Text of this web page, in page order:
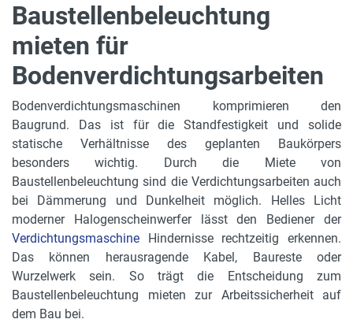
Baustellenbeleuchtung
mieten für
Bodenverdichtungsarbeiten
Bodenverdichtungsmaschinen komprimieren den
Baugrund. Das ist für die Standfestigkeit und solide
statische Verhältnisse des geplanten Baukörpers
besonders wichtig. Durch die Miete von
Baustellenbeleuchtung sind die Verdichtungsarbeiten auch
bei Dämmerung und Dunkelheit möglich. Helles Licht
moderner Halogenscheinwerfer lässt den Bediener der
Verdichtungsmaschine Hindernisse rechtzeitig erkennen.
Das können herausragende Kabel, Baureste oder
Wurzelwerk sein. So trägt die Entscheidung zum
Baustellenbeleuchtung mieten zur Arbeitssicherheit auf
dem Bau bei.